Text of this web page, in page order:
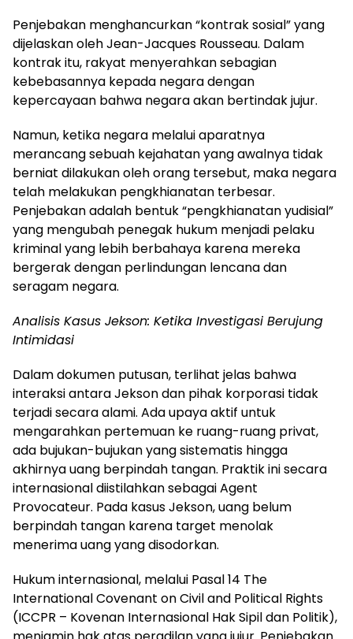
Penjebakan menghancurkan “kontrak sosial” yang
dijelaskan oleh Jean-Jacques Rousseau. Dalam
kontrak itu, rakyat menyerahkan sebagian
kebebasannya kepada negara dengan
kepercayaan bahwa negara akan bertindak jujur.
Namun, ketika negara melalui aparatnya
merancang sebuah kejahatan yang awalnya tidak
berniat dilakukan oleh orang tersebut, maka negara
telah melakukan pengkhianatan terbesar.
Penjebakan adalah bentuk “pengkhianatan yudisial”
yang mengubah penegak hukum menjadi pelaku
kriminal yang lebih berbahaya karena mereka
bergerak dengan perlindungan lencana dan
seragam negara.
Analisis Kasus Jekson: Ketika Investigasi Berujung
Intimidasi
Dalam dokumen putusan, terlihat jelas bahwa
interaksi antara Jekson dan pihak korporasi tidak
terjadi secara alami. Ada upaya aktif untuk
mengarahkan pertemuan ke ruang-ruang privat,
ada bujukan-bujukan yang sistematis hingga
akhirnya uang berpindah tangan. Praktik ini secara
internasional diistilahkan sebagai Agent
Provocateur. Pada kasus Jekson, uang belum
berpindah tangan karena target menolak
menerima uang yang disodorkan.
Hukum internasional, melalui Pasal 14 The
International Covenant on Civil and Political Rights
(ICCPR – Kovenan Internasional Hak Sipil dan Politik),